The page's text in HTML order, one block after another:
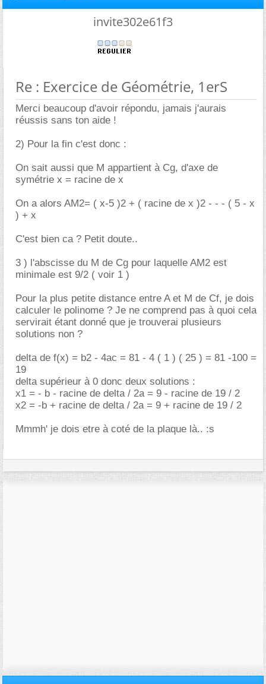
invite302e61f3
Re : Exercice de Géométrie, 1erS
Merci beaucoup d'avoir répondu, jamais j'aurais
réussis sans ton aide !
2) Pour la fin c'est donc :
On sait aussi que M appartient à Cg, d'axe de
symétrie x = racine de x
On a alors AM2= ( x-5 )2 + ( racine de x )2 - - - ( 5 - x
) + x
C'est bien ca ? Petit doute..
3 ) l'abscisse du M de Cg pour laquelle AM2 est
minimale est 9/2 ( voir 1 )
Pour la plus petite distance entre A et M de Cf, je dois
calculer le polinome ? Je ne comprend pas à quoi cela
servirait étant donné que je trouverai plusieurs
solutions non ?
delta de f(x) = b2 - 4ac = 81 - 4 ( 1 ) ( 25 ) = 81 -100 =
19
delta supérieur à 0 donc deux solutions :
x1 = - b - racine de delta / 2a = 9 - racine de 19 / 2
x2 = -b + racine de delta / 2a = 9 + racine de 19 / 2
Mmmh' je dois etre à coté de la plaque là.. :s